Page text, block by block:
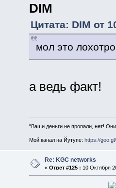
DIM
Цитата: DIM от
мол это
а ведь факт!
"Ваши деньги не пропали, нет!
Мой канал на Йутупе: https://
Re: KGC networks
« Ответ #125 : 10 Октября